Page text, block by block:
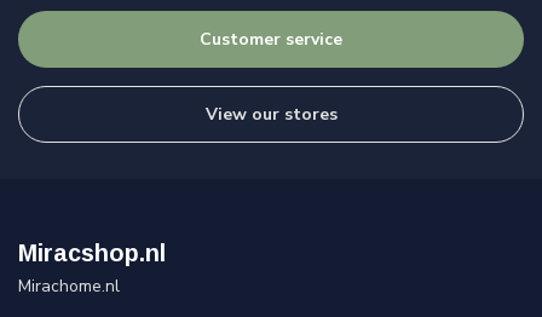
Customer service
View our stores
Miracshop.nl
Mirachome.nl